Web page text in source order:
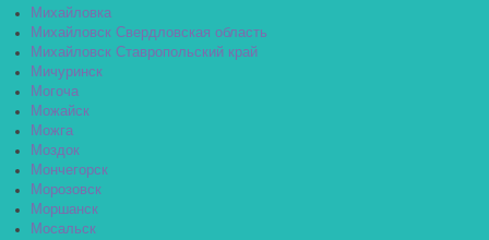
Михайловка
Михайловск Свердловская область
Михайловск Ставропольский край
Мичуринск
Могоча
Можайск
Можга
Моздок
Мончегорск
Морозовск
Моршанск
Мосальск